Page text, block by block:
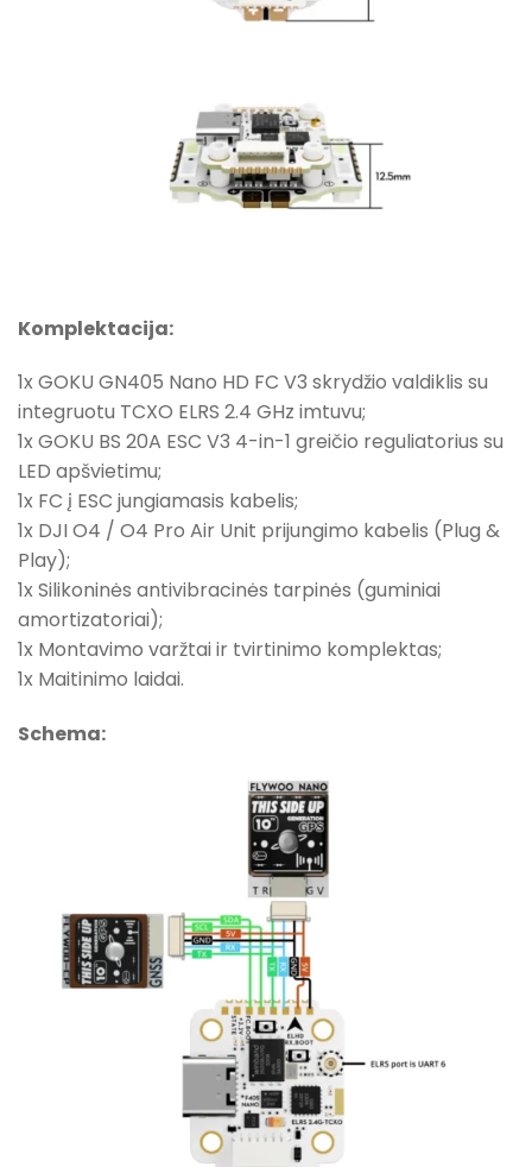
Komplektacija:
1x GOKU GN405 Nano HD FC V3 skrydžio valdiklis su
integruotu TCXO ELRS 2.4 GHz imtuvu;
1x GOKU BS 20A ESC V3 4-in-1 greičio reguliatorius su
LED apšvietimu;
1x FC į ESC jungiamasis kabelis;
1x DJI O4 / O4 Pro Air Unit prijungimo kabelis (Plug &
Play);
1x Silikoninės antivibracinės tarpinės (guminiai
amortizatoriai);
1x Montavimo varžtai ir tvirtinimo komplektas;
1x Maitinimo laidai.
Schema: